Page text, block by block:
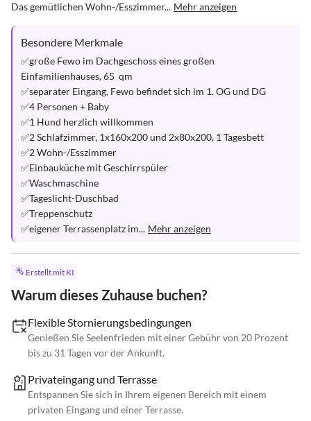
Das gemütlichen Wohn-/Esszimmer... Mehr anzeigen
Besondere Merkmale
✅große Fewo im Dachgeschoss eines großen
Einfamilienhauses, 65  qm
✅separater Eingang, Fewo befindet sich im 1. OG und DG
✅4 Personen + Baby
✅1 Hund herzlich willkommen
✅2 Schlafzimmer, 1x160x200 und 2x80x200, 1 Tagesbett
✅2 Wohn-/Esszimmer
✅Einbauküche mit Geschirrspüler
✅Waschmaschine
✅Tageslicht-Duschbad
✅Treppenschutz
✅eigener Terrassenplatz im... Mehr anzeigen
Erstellt mit KI
Warum dieses Zuhause buchen?
Flexible Stornierungsbedingungen
Genießen Sie Seelenfrieden mit einer Gebühr von 20 Prozent
bis zu 31 Tagen vor der Ankunft.
Privateingang und Terrasse
Entspannen Sie sich in Ihrem eigenen Bereich mit einem
privaten Eingang und einer Terrasse.